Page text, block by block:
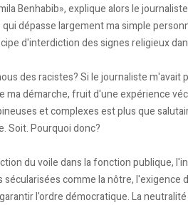
Benhabib», explique alors le
dépasse largement ma simple
d'interdiction des signes religieux
des racistes? Si le journaliste m'avait
ma démarche, fruit d'une expérience
et complexes est plus que
Soit. Pourquoi donc?
du voile dans la fonction publique,
sécularisées comme la nôtre,
l'ordre démocratique. La